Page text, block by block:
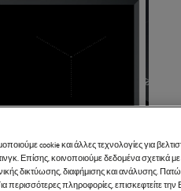
cookie και άλλες τεχνολογίες για
Επίσης, κοινοποιούμε δεδομένα
δικτύωσης, διαφήμισης και ανάλυσης.
περισσότερες πληροφορίες, επισκεφτείτε την